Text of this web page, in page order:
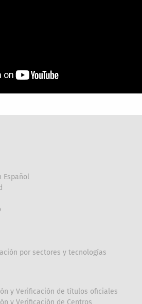
Español
por sectores y tecnologías
y Verificación de títulos oficiales
y Verificación de Centros